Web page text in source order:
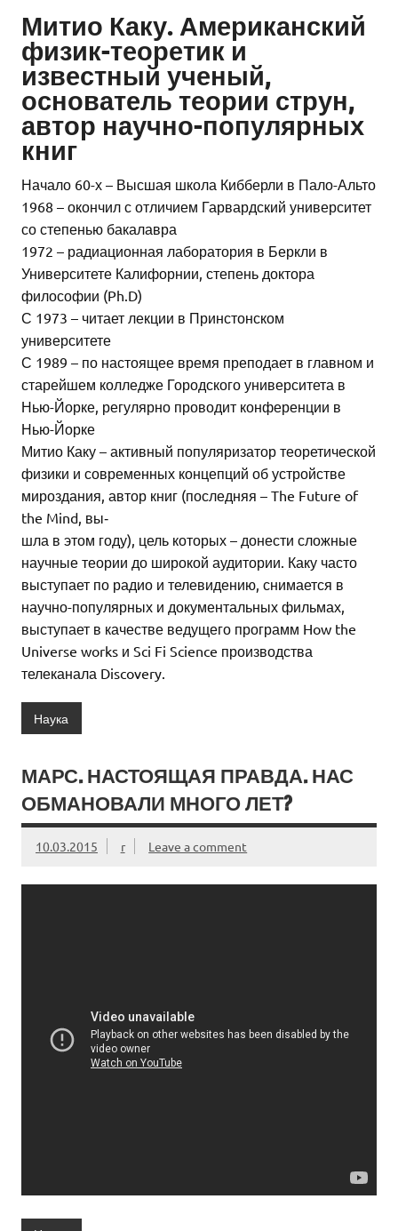
Митио Каку. Американский
физик-теоретик и
известный ученый,
основатель теории струн,
автор научно-популярных
книг
Начало 60-х – Высшая школа Кибберли в Пало-Альто
1968 – окончил с отличием Гарвардский университет
со степенью бакалавра
1972 – радиационная лаборатория в Беркли в
Университете Калифорнии, степень доктора
философии (Ph.D)
С 1973 – читает лекции в Принстонском
университете
С 1989 – по настоящее время преподает в главном и
старейшем колледже Городского университета в
Нью-Йорке, регулярно проводит конференции в
Нью-Йорке
Митио Каку – активный популяризатор теоретической
физики и современных концепций об устройстве
мироздания, автор книг (последняя – The Future of
the Mind, вы‑
шла в этом году), цель которых – донести сложные
научные теории до широкой аудитории. Каку часто
выступает по радио и телевидению, снимается в
научно-популярных и документальных фильмах,
выступает в качестве ведущего программ How the
Universe works и Sci Fi Science производства
телеканала Discovery.
Наука
МАРС. НАСТОЯЩАЯ ПРАВДА. НАС
ОБМАНОВАЛИ МНОГО ЛЕТ?
10.03.2015 r Leave a comment